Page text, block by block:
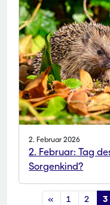
2. Februar 2026
2. Februar: Tag
Sorgenkind?
« 1 2 3